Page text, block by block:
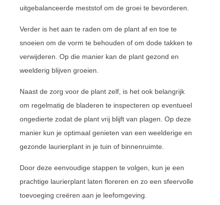
uitgebalanceerde meststof om de groei te bevorderen.
Verder is het aan te raden om de plant af en toe te
snoeien om de vorm te behouden of om dode takken te
verwijderen. Op die manier kan de plant gezond en
weelderig blijven groeien.
Naast de zorg voor de plant zelf, is het ook belangrijk
om regelmatig de bladeren te inspecteren op eventueel
ongedierte zodat de plant vrij blijft van plagen. Op deze
manier kun je optimaal genieten van een weelderige en
gezonde laurierplant in je tuin of binnenruimte.
Door deze eenvoudige stappen te volgen, kun je een
prachtige laurierplant laten floreren en zo een sfeervolle
toevoeging creëren aan je leefomgeving.